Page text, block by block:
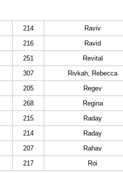
Raviv
214
Ravid
216
Revital
251
Rivkah, Rebecca
307
Regev
205
Regina
268
Raday
215
Raday
214
Rahav
207
Roi
217